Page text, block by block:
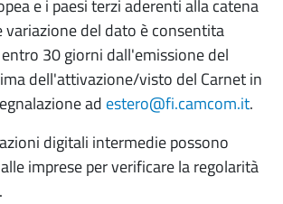
e i paesi terzi aderenti alla catena
variazione del dato è consentita
30 giorni dall'emissione del
dell'attivazione/visto del Carnet in
ad estero@fi.camcom.it.
digitali intermedie possono
imprese per verificare la regolarità